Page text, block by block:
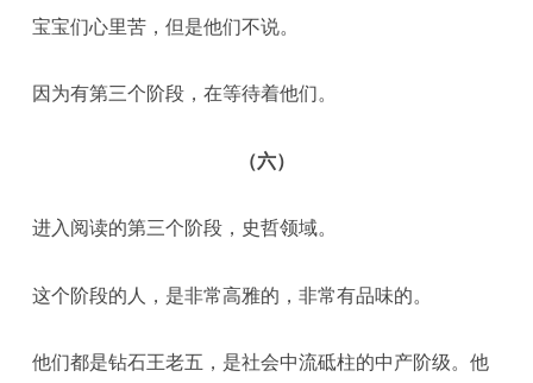
宝宝们心里苦，但是他们不说。
因为有第三个阶段，在等待着他们。
（六）
进入阅读的第三个阶段，史哲领域。
这个阶段的人，是非常高雅的，非常有品味的。
他们都是钻石王老五，是社会中流砥柱的中产阶级。他